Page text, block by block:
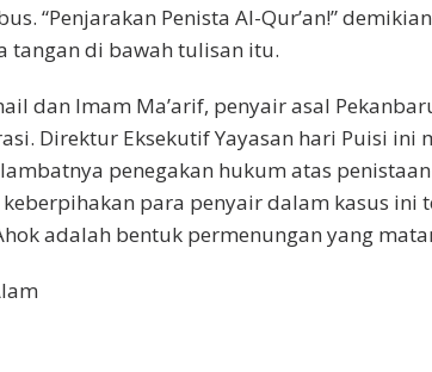
“Penjarakan Penista Al-Qur’an!”
tangan di bawah tulisan itu.
dan Imam Ma’arif, penyair asal
Direktur Eksekutif Yayasan hari Puisi ini
penegakan hukum atas
keberpihakan para penyair dalam kasus
adalah bentuk permenungan yang